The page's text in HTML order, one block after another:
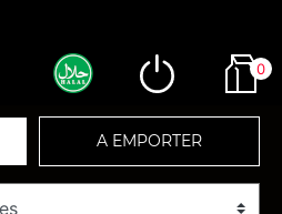
0
A EMPORTER